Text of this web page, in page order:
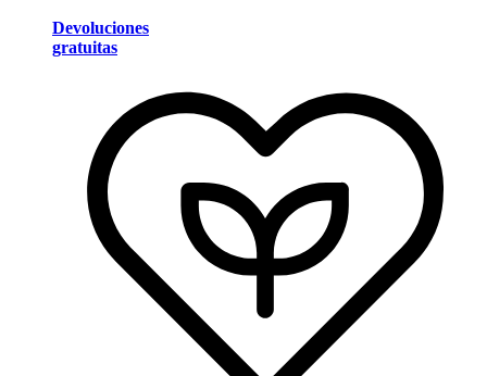
Devoluciones
gratuitas